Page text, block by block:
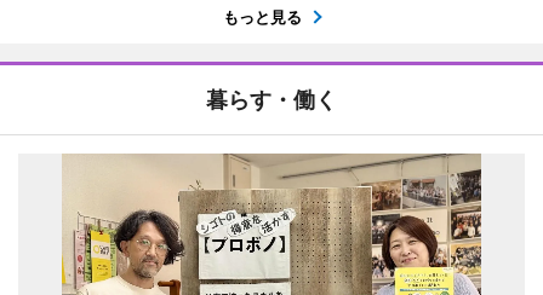
もっと見る
暮らす・働く